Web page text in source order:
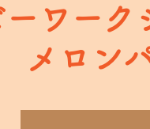
ワー
メロン